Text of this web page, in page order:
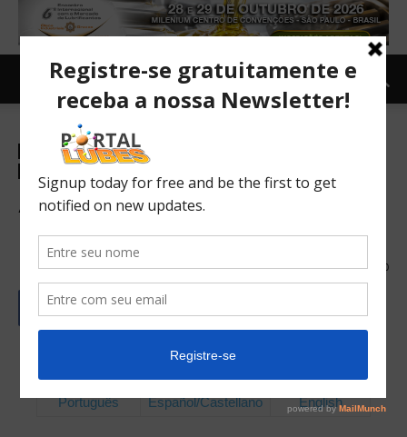
Revista Lube em Foco on-line
Análise de óleos em uso –
Parte 2
26/09/2023 400
Português Español/Castellano English